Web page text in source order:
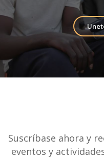
Suscríbase ahora y
eventos y